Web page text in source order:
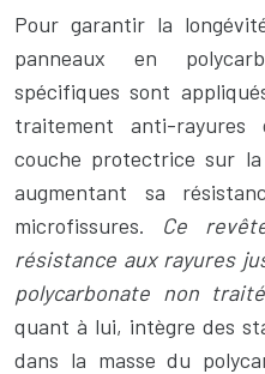
Pour garantir la
panneaux en
spécifiques sont
traitement anti-
couche protectrice sur
augmentant sa
microfissures. Ce
résistance aux rayures
polycarbonate non traité
quant à lui, intègre des
dans la masse du